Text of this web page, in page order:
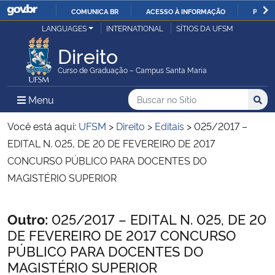
IR
COMUNICA BR ACESSO À INFORMAÇÃO
Ministério da Justiça e Segurança Pública
Ministério da Defesa
Ministério das Relações Exteriores
Ministério da Economia
Ministério da Agricultura, Pecuária e Abastecimento
Ministério da Educação
LANGUAGES INTERNATIONAL SÍTIOS DA UFSM
Direito
Curso de Graduação – Campus Santa Maria
Menu Menu Principal do Sítio
Busca
Buscar no no Sítio
Busca:
Você está aqui: UFSM > Direito > Editais >025/2017 –
EDITAL N. 025, DE 20 DE FEVEREIRO DE 2017
CONCURSO PÚBLICO PARA DOCENTES DO
MAGISTÉRIO SUPERIOR
Início do conteúdo
Outro: 025/2017 – EDITAL N. 025, DE 20
DE FEVEREIRO DE 2017 CONCURSO
PÚBLICO PARA DOCENTES DO
MAGISTÉRIO SUPERIOR